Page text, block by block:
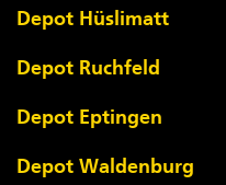
Depot Hüslimatt
Depot Ruchfeld
Depot Eptingen
Depot Waldenburg